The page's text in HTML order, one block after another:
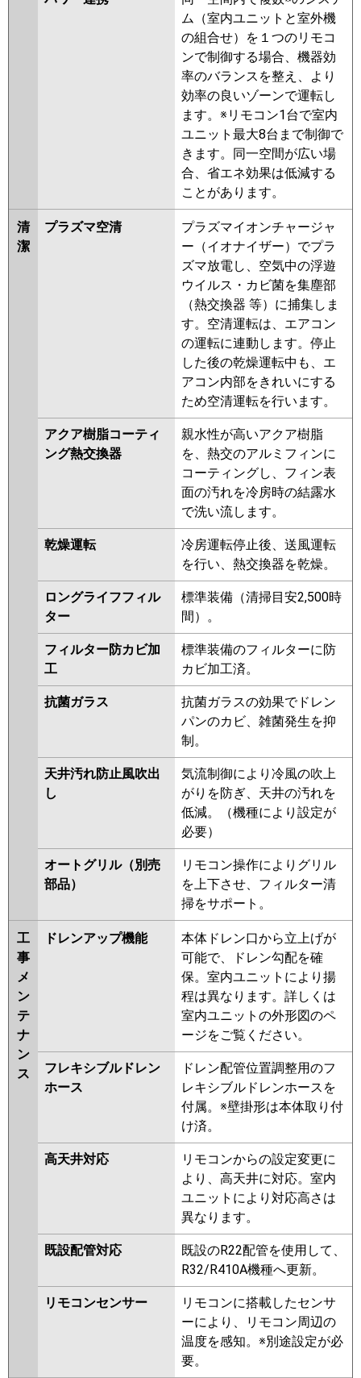
ERMP112K2 PCZX-ERMP112KL2
PCZX-HRMP112KZ PCZX-
HRMP112KLZ PCZX-ERMP112KZ
PCZX-ERMP112KLZ PCZX-
HRMP112KY
PCZX-HRMP112KLY
PCZX-ERMP112KY
PCZX-
ERMP112KLY
PCZX-HRMP112KV
PCZX-HRMP112KLV PCZX-
ERMP112KW PCZX-
ERMP112KLW PCZX-ERMP112KV
PCZX-ERMP112KLV PCZX-
ERMP112KR PCZX-ERMP112KLR
日立 RPC-GP112RHNP4
RPC-
GP112RSHP9 RPC-GP112RHNP3
RPC-GP112RSHP8 RPC-
GP112RHNP2 RPC-GP112RSHP7
RPC-GP112RHNP1 RPC-
GP112RSHP6 RPC-GP112RSHP5
RPC-GP112RHNP RPC-
GP112RSHP4 RPC-AP112HNP11-
RPC-AP112HNP11 RPC-
GP112RSHP3
三菱重工
FDEK1125HP5SA
FDEV1125HPA5SA
FDEK1125HP5S
FDEV1125HPA5S
パナソニック PA-P112T7KDNBX PA-
P112T7HDNBX
PA-P112T7KDB
PA-P112T7KDNB
PA-P112T7HDB
PA-P112T7HDNB
PA-P112T7KDN PA-P112T7HD
PA-P112T7HDN PA-P112T6KDNB
PA-P112T6KDB PA-P112T6CDB
PA-P112T6CDNB PA-P112T6HDB
PA-P112T6HDNB PA-P112T6HDA
PA-P112T6HDN1
ム（室内ユニットと室外機
の組合せ）を１つのリモコ
ンで制御する場合、機器効
率のバランスを整え、より
効率の良いゾーンで運転し
ます。※リモコン1台で室内
ユニット最大8台まで制御で
きます。同一空間が広い場
合、省エネ効果は低減する
ことがあります。
清
潔
プラズマ空清
プラズマイオンチャージャ
ー（イオナイザー）でプラ
ズマ放電し、空気中の浮遊
ウイルス・カビ菌を集塵部
（熱交換器 等）に捕集しま
す。空清運転は、エアコン
の運転に連動します。停止
した後の乾燥運転中も、エ
アコン内部をきれいにする
ため空清運転を行います。
アクア樹脂コーティ
ング熱交換器
親水性が高いアクア樹脂
を、熱交のアルミフィンに
コーティングし、フィン表
面の汚れを冷房時の結露水
で洗い流します。
乾燥運転
冷房運転停止後、送風運転
を行い、熱交換器を乾燥。
ロングライフフィル
ター
標準装備（清掃目安2,500時
間）。
フィルター防カビ加
工
標準装備のフィルターに防
カビ加工済。
抗菌ガラス
抗菌ガラスの効果でドレン
パンのカビ、雑菌発生を抑
制。
天井汚れ防止風吹出
し
気流制御により冷風の吹上
がりを防ぎ、天井の汚れを
低減。（機種により設定が
必要）
オートグリル（別売
部品）
リモコン操作によりグリル
を上下させ、フィルター清
掃をサポート。
工
事
メ
ン
テ
ナ
ン
ス
ドレンアップ機能
本体ドレン口から立上げが
可能で、ドレン勾配を確
保。室内ユニットにより揚
程は異なります。詳しくは
室内ユニットの外形図のペ
ージをご覧ください。
フレキシブルドレン
ホース
ドレン配管位置調整用のフ
レキシブルドレンホースを
付属。※壁掛形は本体取り付
け済。
高天井対応
リモコンからの設定変更に
より、高天井に対応。室内
ユニットにより対応高さは
異なります。
既設配管対応
既設のR22配管を使用して、
R32/R410A機種へ更新。
リモコンセンサー
リモコンに搭載したセンサ
ーにより、リモコン周辺の
温度を感知。※別途設定が必
要。